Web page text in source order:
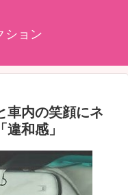
ション
車内の笑顔にネ
和感」